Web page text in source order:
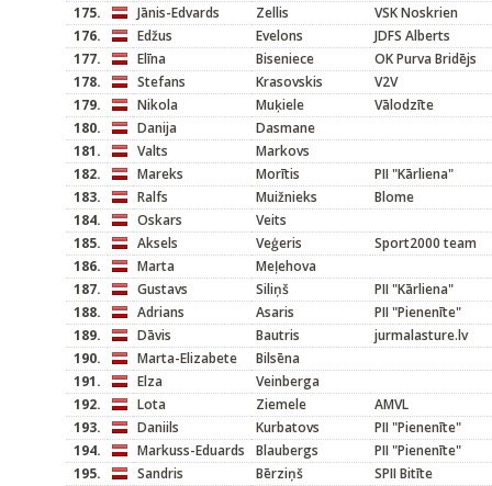
175.
Jānis-Edvards Zellis
VSK Noskrien
176.
Edžus Evelons
JDFS Alberts
177.
Elīna Biseniece
OK Purva Bridējs
178.
Stefans Krasovskis
V2V
179.
Nikola Muķiele
Vālodzīte
180.
Danija
Dasmane
181.
Valts
Markovs
182.
Mareks Morītis
PII "Kārliena"
183.
Ralfs Muižnieks
Blome
184.
Oskars
Veits
185.
Aksels Veģeris
Sport2000 team
186.
Marta
Meļehova
187.
Gustavs Siliņš
PII "Kārliena"
188.
Adrians Asaris
PII "Pienenīte"
189.
Dāvis Bautris
jurmalasture.lv
190.
Marta-Elizabete
Bilsēna
191.
Elza
Veinberga
192.
Lota Ziemele
AMVL
193.
Daniils Kurbatovs
PII "Pienenīte"
194.
Markuss-Eduards Blaubergs
PII "Pienenīte"
195.
Sandris Bērziņš
SPII Bitīte